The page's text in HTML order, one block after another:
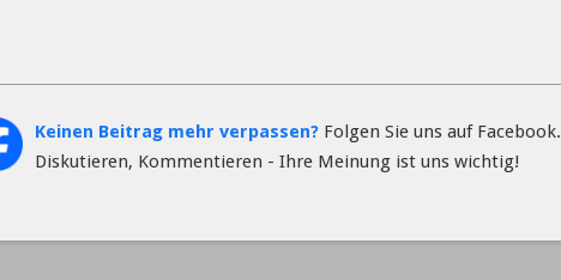
Keinen Beitrag mehr verpassen?Folgen Sie uns auf Facebook.
Diskutieren, Kommentieren - Ihre Meinung ist uns wichtig!